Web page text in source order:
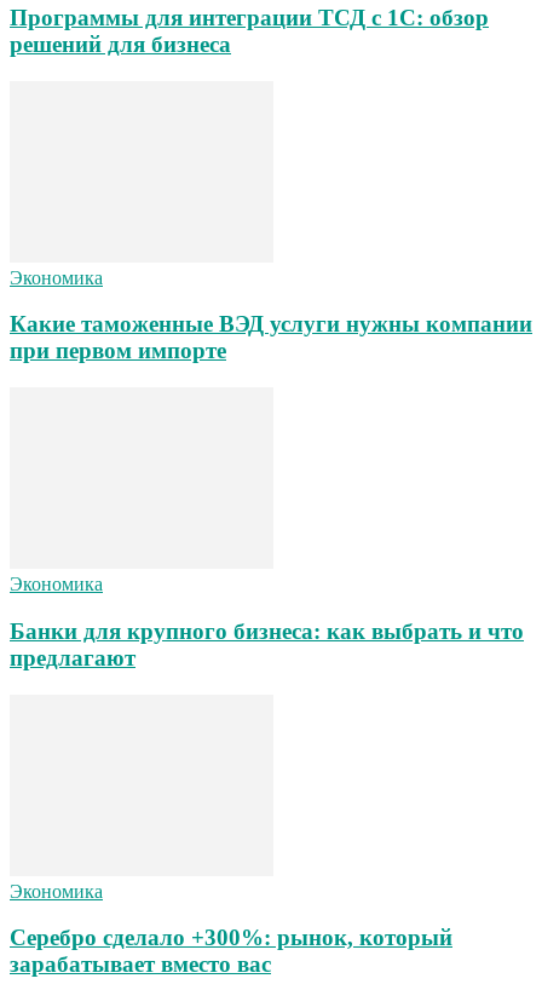
Программы для интеграции ТСД с 1С: обзор
решений для бизнеса
Экономика
Какие таможенные ВЭД услуги нужны компании
при первом импорте
Экономика
Банки для крупного бизнеса: как выбрать и что
предлагают
Экономика
Серебро сделало +300%: рынок, который
зарабатывает вместо вас